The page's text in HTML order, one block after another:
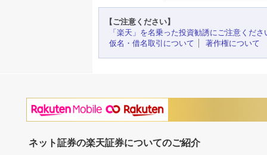
【ご注意ください】
「楽天」を名乗った投資勧誘にご注意くださ
仮名・借名取引について
著作権について
ネット証券の楽天証券についてのご紹介